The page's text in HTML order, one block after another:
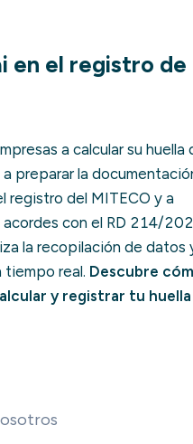
en el registro de
a calcular su huella
preparar la
registro del MITECO y a
con el RD 214/
la recopilación de datos
tiempo real. Descubre
y registrar tu huella